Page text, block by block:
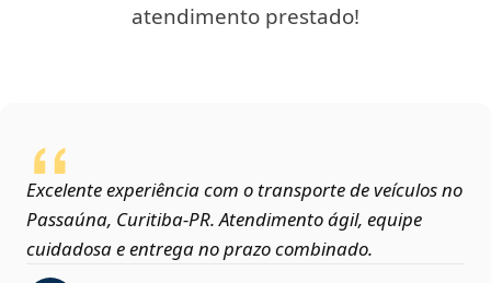
atendimento prestado!
Excelente experiência com o transporte de veículos no
Passaúna, Curitiba‑PR. Atendimento ágil, equipe
cuidadosa e entrega no prazo combinado.